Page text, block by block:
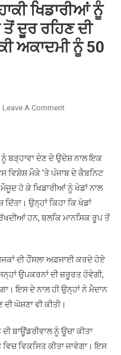
ਖਿਡਾਰੀਆਂ ਨੂੰ
ਦੂਰ ਰਹਿਣ ਦੀ
ਅਕਾਦਮੀ ਨੂੰ 50
Leave A CommentOn
ਨੇ
ਹਾਕੀ
ਖਿਡਾਰੀਆਂ
ਨੂੰ
ਖੇਡਾਂ
ਕੇ
ਨਸ਼ਿਆਂ
ਤੋਂ
ਦੀ
ਕੀਤੀ
ਬੜ੍ਹਾਵਾ ਦੇਣ ਦੇ ਉਦੇਸ਼ ਨਾਲ ਇਕ
ਵਿਸ਼ੇਸ਼ ਮੌਕੇ ’ਤੇ ਪੰਜਾਬ ਦੇ ਕੈਬਨਿਟ
ਹੋ ਕੇ ਖਿਡਾਰੀਆਂ ਨੂੰ ਖੇਡਾਂ ਨਾਲ
ਉਨ੍ਹਾਂ ਕਿਹਾ ਕਿ ਖੇਡਾਂ
ਹਨ, ਬਲਕਿ ਮਾਨਸਿਕ ਰੂਪ ਤੋਂ
ਦੀ ਹੌਂਸਲਾ ਅਫ਼ਜਾਈ ਕਰਦੇ ਹੋਏ
ਉਪਕਰਨਾਂ ਦੀ ਜ਼ਰੂਰਤ ਹੋਵੇਗੀ,
ਇਸ ਦੇ ਨਾਲ ਹੀ ਉਨ੍ਹਾਂ ਨੇ ਮੈਦਾਨ
ਘੋਸ਼ਣਾ ਵੀ ਕੀਤੀ।
ਬਾਊਂਡਰੀਵਾਲ ਨੂੰ ਊਚਾ ਕੀਤਾ
ਵਿਕਸਿਤ ਕੀਤਾ ਜਾਵੇਗਾ। ਇਸ